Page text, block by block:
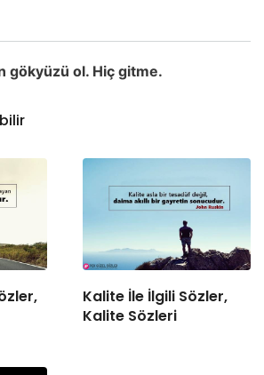
gökyüzü ol. Hiç gitme.
Kalite İle İlgili Sözler,
Kalite Sözleri